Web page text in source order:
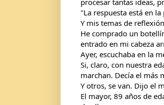
"La respuesta está en
Y mis temas de
He comprado un
entrado en mi cabeza
Ayer, escuchaba en la
Si, claro, con nuestra
marchan. Decía el más
Y otros, se van. Dijo el
El mayor, 89 años de